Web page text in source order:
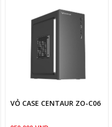
VỎ CASE CENTAUR ZO-C06